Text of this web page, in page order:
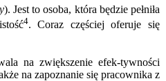
). Jest to osoba, która będzie pełniła
4. Coraz częściej oferuje się
na zwiększenie efek-tywności
na zapoznanie się pracownika z